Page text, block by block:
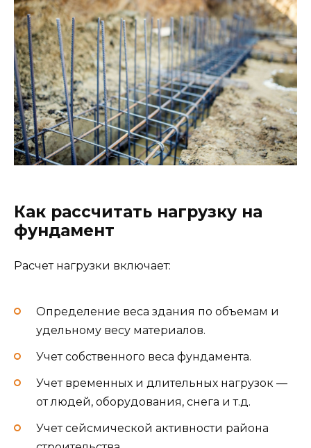
Как рассчитать нагрузку на
фундамент
Расчет нагрузки включает:
Определение веса здания по объемам и
удельному весу материалов.
Учет собственного веса фундамента.
Учет временных и длительных нагрузок —
от людей, оборудования, снега и т.д.
Учет сейсмической активности района